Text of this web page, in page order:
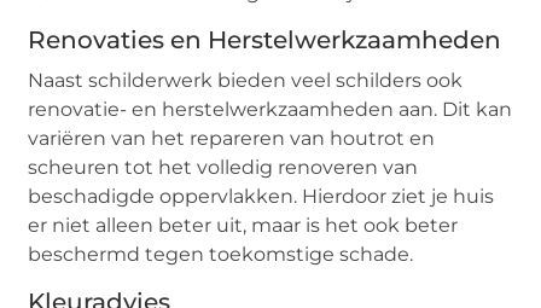
Renovaties en Herstelwerkzaamheden
Naast schilderwerk bieden veel schilders ook
renovatie- en herstelwerkzaamheden aan. Dit kan
variëren van het repareren van houtrot en
scheuren tot het volledig renoveren van
beschadigde oppervlakken. Hierdoor ziet je huis
er niet alleen beter uit, maar is het ook beter
beschermd tegen toekomstige schade.
Kleuradvies